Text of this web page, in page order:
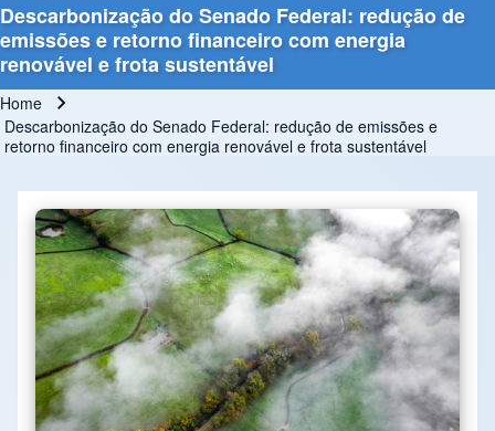
Descarbonização do Senado Federal: redução de
emissões e retorno financeiro com energia
renovável e frota sustentável
Breadcrumb
Home
Descarbonização do Senado Federal: redução de emissões e
retorno financeiro com energia renovável e frota sustentável